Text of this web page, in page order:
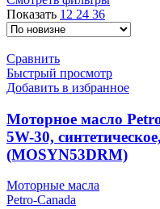
Показать 12 24 36
Сравнить
Быстрый просмотр
Добавить в избранное
Моторное масло
5W-30,
(MOSYN53DRM)
Моторные масла
Petro-Canada